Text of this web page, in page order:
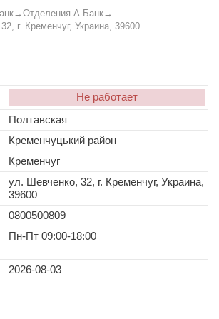
→ Отделения А-Банк→
г. Кременчуг, Украина, 39600
Не работает
Полтавская
Кременчуцький район
Кременчуг
ул. Шевченко, 32, г. Кременчуг, Украина,
39600
0800500809
Пн-Пт 09:00-18:00
2026-08-03